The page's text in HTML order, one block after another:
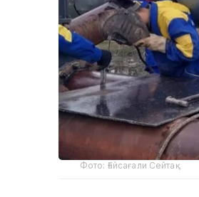
Фото: Ғайсағали Сейтақ